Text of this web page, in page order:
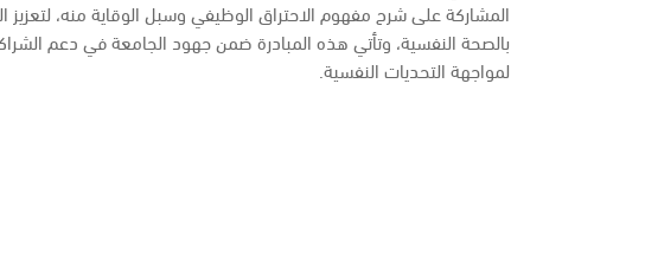
المشاركة على شرح مفهوم الاحتراق الوظيفي وسبل الوقاية منه،
بالصحة النفسية، وتأتي هذه المبادرة ضمن جهود الجامعة في دعم
لمواجهة التحديات النفسية.